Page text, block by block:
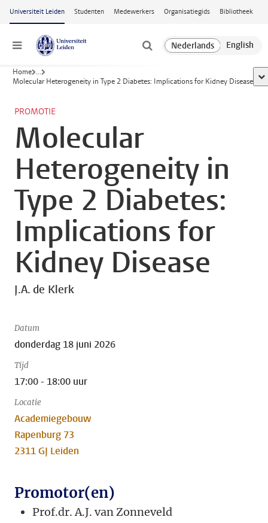
Ga naar hoofdinhoud
Universiteit Leiden Studenten Medewerkers Organisatiegids Bibliotheek
Menu
Home ...
Molecular Heterogeneity in Type 2 Diabetes: Implications for Kidney Disease
PROMOTIE
Molecular
Heterogeneity in
Type 2 Diabetes:
Implications for
Kidney Disease
J.A. de Klerk
Datum
donderdag 18 juni 2026
Tijd
17:00 - 18:00 uur
Locatie
Academiegebouw
Rapenburg 73
2311 GJ Leiden
Promotor(en)
Prof.dr. A.J. van Zonneveld